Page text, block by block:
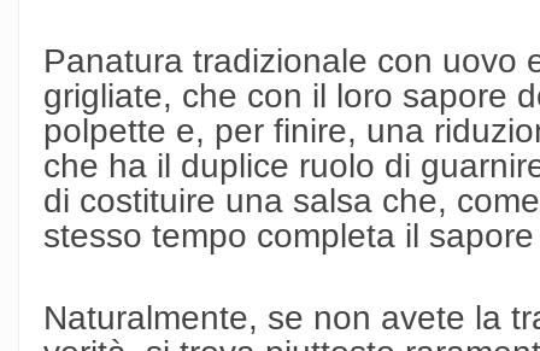
Panatura tradizionale con uovo
grigliate, che con il loro sapore
polpette e, per finire, una
che ha il duplice ruolo di
di costituire una salsa che,
stesso tempo completa il
Naturalmente, se non avete la